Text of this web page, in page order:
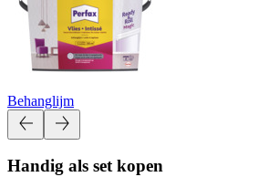
Behanglijm
Handig als set kopen